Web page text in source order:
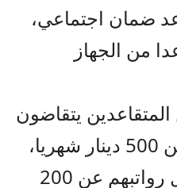
و524 متقاعد ضمان اجتماعي،
و973 متقاعدا من الجهاز
72% من المتقاعدين يتقاضون
رواتب تقاعدية تقل عن 500 دينار شهريا،
فيما تبلغ نسبة من تقل رواتبهم عن 200